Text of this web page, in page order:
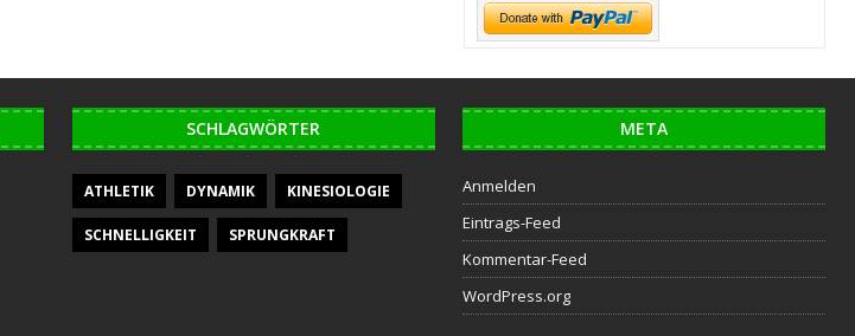
SCHLAGWÖRTER
ATHLETIK DYNAMIK KINESIOLOGIE
SCHNELLIGKEIT SPRUNGKRAFT
META
Anmelden
Eintrags-Feed
Kommentar-Feed
WordPress.org